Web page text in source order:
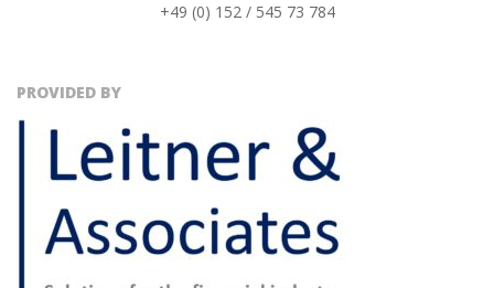
+49 (0) 152 / 545 73 784
PROVIDED BY